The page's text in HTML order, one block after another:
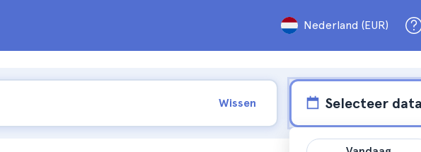
Nederland (EUR)
Wissen Selecteer data